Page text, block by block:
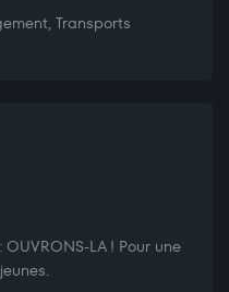
Transports
LA ! Pour une